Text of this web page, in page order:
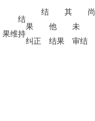
结
果维持
结
果
纠正
其
他
结果
尚
未
审结